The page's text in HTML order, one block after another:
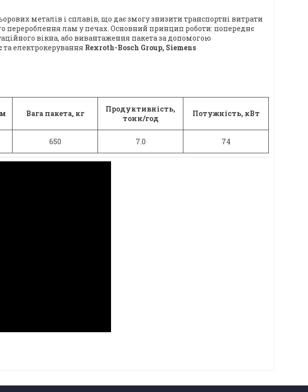
металів і сплавів, що дає змогу знизити транспортні витрати
перероблення лам у печах. Основний принцип роботи: попереднє
вікна, або вивантаження пакета за допомогою
та електрокерування Rexroth-Bosch Group, Siemens
Вага пакета, кг
Продуктивність,
тонн/год
Потужність, кВт
650 7.0 74